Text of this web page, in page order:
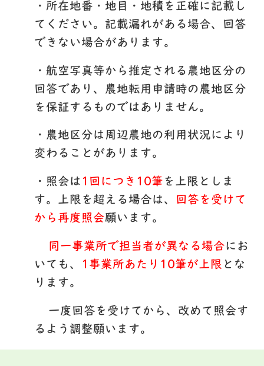
・所在地番・地目・地積を正確に記載し
てください。記載漏れがある場合、回答
できない場合があります。
・航空写真等から推定される農地区分の
回答であり、農地転用申請時の農地区分
を保証するものではありません。
・農地区分は周辺農地の利用状況により
変わることがあります。
・照会は 1回につき10筆 を上限としま
す。上限を超える場合は、
回答を受けて
から再度照会願います。
同一事業所で担当者が異なる場合にお
いても、
1事業所あたり10筆が上限 とな
ります。
一度回答を受けてから、改めて照会す
るよう調整願います。